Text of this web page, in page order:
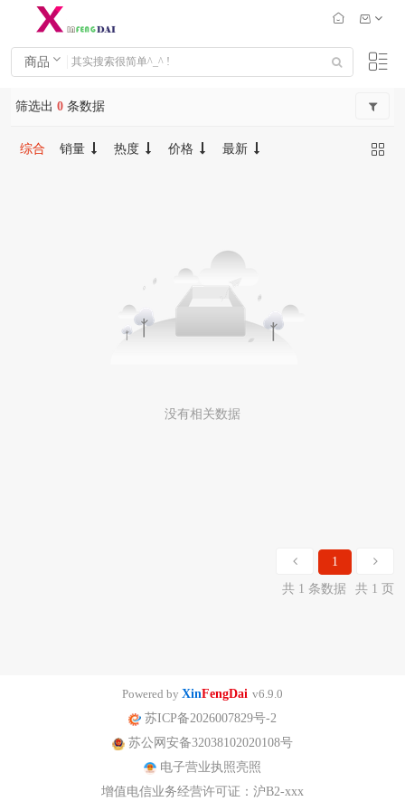
商品
筛选出 0 条数据
综合 销量 热度 价格 最新
没有相关数据
1
共 1 条数据
共 1 页
Powered by XinFengDai v6.9.0
苏ICP备2026007829号-2
苏公网安备32038102020108号
电子营业执照亮照
增值电信业务经营许可证：沪B2-xxx